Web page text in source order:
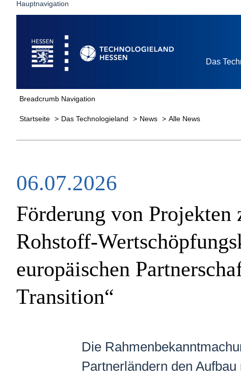
Hauptnavigation
Startseite
Das
Breadcrumb Navigation
Startseite Das Technologieland News Alle News
06.07.2026
Förderung von Projekten
Rohstoff-
europäischen
Transition“
Die
Partnerländern den